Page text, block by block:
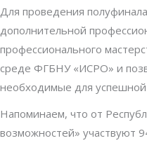
Для проведения
дополнительной
профессионального
среде ФГБНУ «ИСРО» и
необходимые для успешной
Напоминаем, что от
возможностей» участвуют